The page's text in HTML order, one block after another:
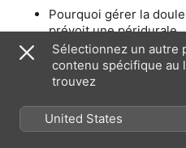
Pourquoi gérer la
prévoit une péridurale
Les défis de composer
Sélectionnez un autre
contenu spécifique au
trouvez
United States